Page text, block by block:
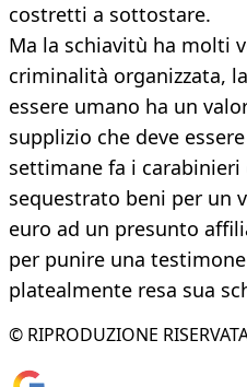
costretti a sottostare.
Ma la schiavitù ha molti
criminalità organizzata,
essere umano ha un
supplizio che deve
settimane fa i carabinieri
sequestrato beni per un
euro ad un presunto
per punire una testimone
platealmente resa sua
© RIPRODUZIONE